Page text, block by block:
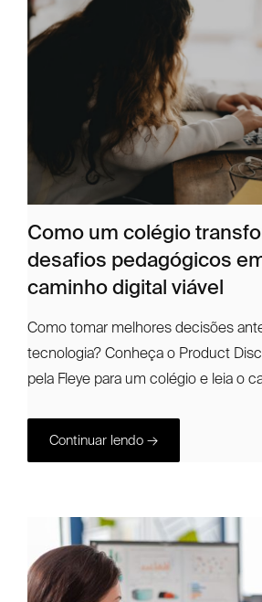
Como um colégio
desafios pedagógicos
caminho digital viável
Como tomar melhores decisões
tecnologia? Conheça o Product
pela Fleye para um colégio e leia o
Continuar lendo →